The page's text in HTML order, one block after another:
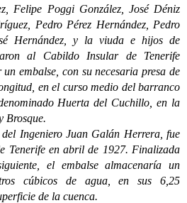
Felipe Poggi González, José Déniz
Pedro Pérez Hernández, Pedro
Hernández, y la viuda e hijos de
al Cabildo Insular de Tenerife
embalse, con su necesaria presa de
en el curso medio del barranco
Huerta del Cuchillo, en la
Brosque.
Juan Galán Herrera, fue
Tenerife en abril de 1927. Finalizada
el embalse almacenaría un
cúbicos de agua, en sus 6,25
de la cuenca.